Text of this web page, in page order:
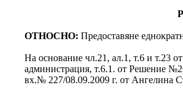
ОТНОСНО:Предоставяне
На основание чл.21, ал.1, т.6 и т.23
администрация, т.6.1. от Решение
вх.№ 227/08.09.2009 г. от Ангелина